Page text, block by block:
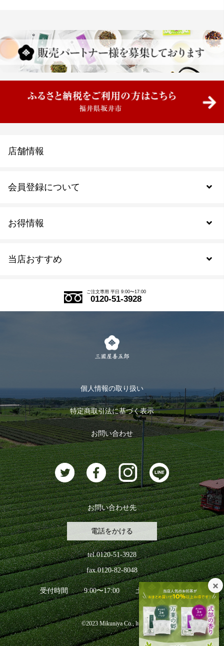
当店おすすめ
式部の香りシリーズ
お茶のギフト
おすすめのお茶
お茶に合うスイーツ
お得情報
会員登録について
会員規約について
ログイン
ログアウト
店舗情報
ご注文専用 平日 9:00〜17:00
0120-51-3928
個人情報の取り扱い
特定商取引法に基づく表示
お問い合わせ
お問い合わせ先
電話をかける
tel.0120-51-3928
fax.0120-82-8048
受付時間 9:00〜17:00 土日祝日を除く
©2023 Mikuniya Co., ltd.